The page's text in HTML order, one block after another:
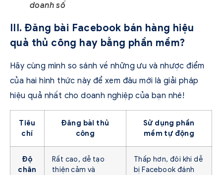
doanh số
III. Đăng bài Facebook bán hàng hiệu
quả thủ công hay bằng phần mềm?
Hãy cùng mình so sánh về những ưu và nhược điểm
của hai hình thức này để xem đâu mới là giải pháp
hiệu quả nhất cho doanh nghiệp của bạn nhé!
Tiêu
chí
Đăng bài thủ
công
Sử dụng phần
mềm tự động
Độ
chân
Rất cao, dễ tạo
thiện cảm và
Thấp hơn, đôi khi dễ
bị Facebook đánh